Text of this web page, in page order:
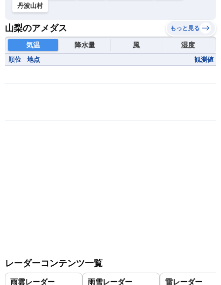
丹波山村
山梨のアメダス もっと見る
気温 降水量 風 湿度
順位 地点 観測値
レーダーコンテンツ一覧
雨雲レーダー 雨雪レーダー 雷レーダー